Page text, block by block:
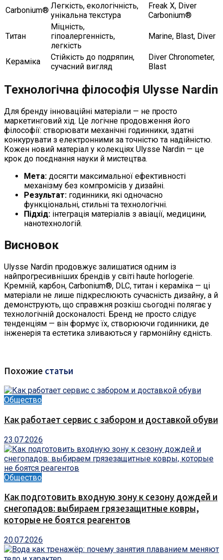
Carbonium® Легкість, екологічність,
унікальна текстура
Freak X, Diver
Carbonium®
Титан
Міцність,
гіпоалергенність,
легкість
Marine, Blast, Diver
Кераміка
Стійкість до подряпин,
сучасний вигляд
Diver Chronometer,
Blast
Технологічна філософія Ulysse Nardin
Для бренду інноваційні матеріали — не просто
маркетинговий хід. Це логічне продовження його
філософії: створювати механічні годинники, здатні
конкурувати з електронними за точністю та надійністю.
Кожен новий матеріал у колекціях Ulysse Nardin — це
крок до поєднання науки й мистецтва.
Мета: досягти максимальної ефективності
механізму без компромісів у дизайні.
Результат: годинники, які одночасно
функціональні, стильні та технологічні.
Підхід: інтеграція матеріалів з авіації, медицини,
нанотехнологій.
Висновок
Ulysse Nardin продовжує залишатися одним із
найпрогресивніших брендів у світі haute horlogerie.
Кремній, карбон, Carbonium®, DLC, титан і кераміка — ці
матеріали не лише підкреслюють сучасність дизайну, а й
демонструють, що справжня розкіш сьогодні полягає у
технологічній досконалості. Бренд не просто слідує
тенденціям — він формує їх, створюючи годинники, де
інженерія та естетика зливаються у гармонійну єдність.
Похожие статьи
Общество
Как работает сервис с забором и доставкой обуви
23.07.2026
Общество
Как подготовить входную зону к сезону дождей и
снегопадов: выбираем грязезащитные ковры,
которые не боятся реагентов
20.07.2026